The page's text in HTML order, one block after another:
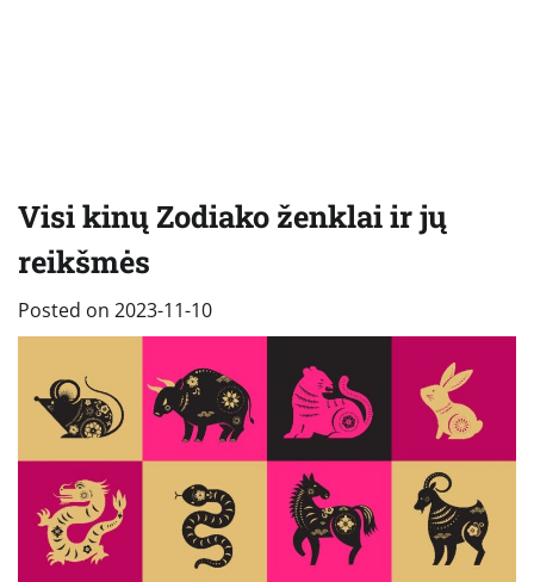
Visi kinų Zodiako ženklai ir jų
reikšmės
Posted on 2023-11-10